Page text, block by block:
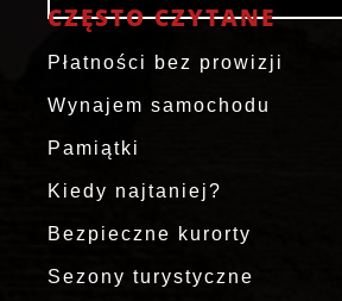
CZĘSTO CZYTANE
Płatności bez prowizji
Wynajem samochodu
Pamiątki
Kiedy najtaniej?
Bezpieczne kurorty
Sezony turystyczne